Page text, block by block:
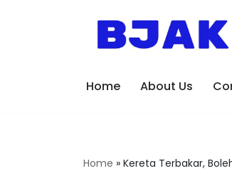
Home About Us
Home » Kereta Terbakar,